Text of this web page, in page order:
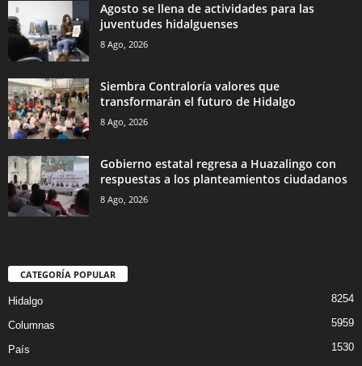
Agosto se llena de actividades para las
juventudes hidalguenses
8 Ago, 2026
Siembra Contraloría valores que
transformarán el futuro de Hidalgo
8 Ago, 2026
Gobierno estatal regresa a Huazalingo con
respuestas a los planteamientos ciudadanos
8 Ago, 2026
CATEGORÍA POPULAR
Hidalgo 8254
Columnas 5959
País
1530